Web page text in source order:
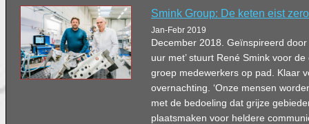
Smink Group: De keten eist
Jan-Febr 2019
December 2018. Geïnspireerd
uur met’ stuurt René Smink voor
groep medewerkers op pad. Klaar
overnachting. ‘Onze mensen
met de bedoeling dat grijze
plaatsmaken voor heldere